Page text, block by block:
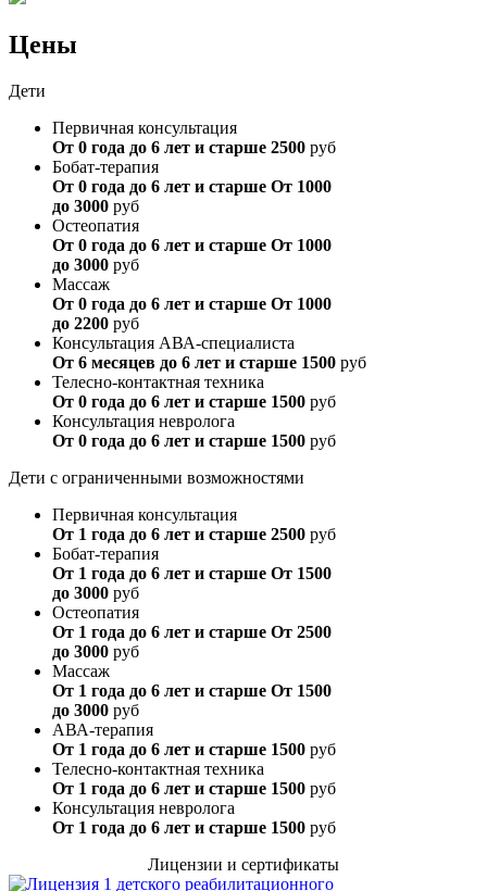
Цены
Дети
Первичная консультация
От 0 года до 6 лет и старше 2500 руб
Бобат-терапия
От 0 года до 6 лет и старше От 1000
до 3000 руб
Остеопатия
От 0 года до 6 лет и старше От 1000
до 3000 руб
Массаж
От 0 года до 6 лет и старше От 1000
до 2200 руб
Консультация АВА-специалиста
От 6 месяцев до 6 лет и старше 1500 руб
Телесно-контактная техника
От 0 года до 6 лет и старше 1500 руб
Консультация невролога
От 0 года до 6 лет и старше 1500 руб
Дети с ограниченными возможностями
Первичная консультация
От 1 года до 6 лет и старше 2500 руб
Бобат-терапия
От 1 года до 6 лет и старше От 1500
до 3000 руб
Остеопатия
От 1 года до 6 лет и старше От 2500
до 3000 руб
Массаж
От 1 года до 6 лет и старше От 1500
до 3000 руб
АВА-терапия
От 1 года до 6 лет и старше 1500 руб
Телесно-контактная техника
От 1 года до 6 лет и старше 1500 руб
Консультация невролога
От 1 года до 6 лет и старше 1500 руб
Лицензии и сертификаты